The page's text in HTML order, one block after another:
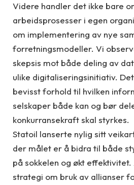
Videre handler det ikke bare
arbeidsprosesser i egen
om implementering av nye
forretningsmodeller. Vi
skepsis mot både deling av
ulike digitaliseringsinitiativ.
bevisst forhold til hvilken
selskaper både kan og bør
konkurransekraft skal styrkes.
Statoil lanserte nylig sitt
der målet er å bidra til både
på sokkelen og økt effektivitet.
strategi om bruk av allianser